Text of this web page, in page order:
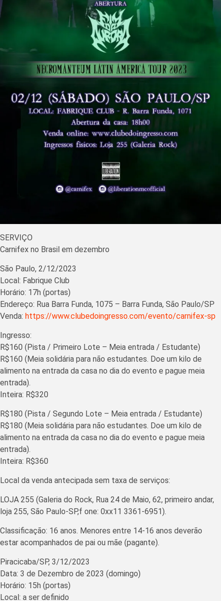
SERVIÇO
Carnifex no Brasil em dezembro
São Paulo, 2/12/2023
Local: Fabrique Club
Horário: 17h (portas)
Endereço: Rua Barra Funda, 1075 – Barra Funda, São Paulo/SP
Venda: https://www.clubedoingresso.com/evento/carnifex-sp
Ingresso:
R$160 (Pista / Primeiro Lote – Meia entrada / Estudante)
R$160 (Meia solidária para não estudantes. Doe um kilo de
alimento na entrada da casa no dia do evento e pague meia
entrada).
Inteira: R$320
R$180 (Pista / Segundo Lote – Meia entrada / Estudante)
R$180 (Meia solidária para não estudantes. Doe um kilo de
alimento na entrada da casa no dia do evento e pague meia
entrada).
Inteira: R$360
Local da venda antecipada sem taxa de serviços:
LOJA 255 (Galeria do Rock, Rua 24 de Maio, 62, primeiro andar,
loja 255, São Paulo-SP,f one: 0xx11 3361-6951).
Classificação: 16 anos. Menores entre 14-16 anos deverão
estar acompanhados de pai ou mãe (pagante).
Piracicaba/SP, 3/12/2023
Data: 3 de Dezembro de 2023 (domingo)
Horário: 15h (portas)
Local: a ser definido